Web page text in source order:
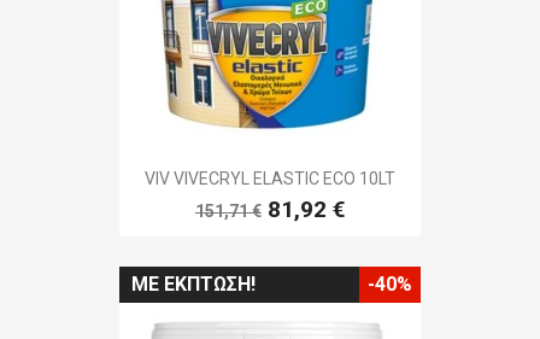
VIV VIVECRYL ELASTIC ECO 10LT
151,71 € 81,92 €
ΜΕ ΈΚΠΤΩΣΗ! -40%